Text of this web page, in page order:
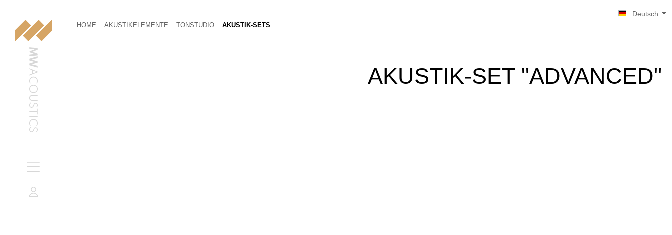
Deutsch
HOME AKUSTIKELEMENTE TONSTUDIO AKUSTIK-SETS
AKUSTIK-SET "ADVANCED"